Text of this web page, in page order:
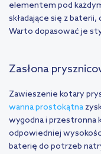
elementem pod
składające się z
Warto dopasować je
Zasłona
Zawieszenie kotary
wanna prostokątna
wygodna i przestronna
odpowiedniej
baterię do potrzeb